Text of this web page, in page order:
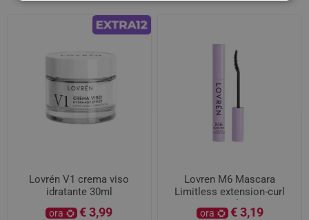
Lovrén V1 crema viso
idratante 30ml
ora € 3,99
Lovren M6 Mascara
Limitless extension-curl
9ml
ora € 3,19